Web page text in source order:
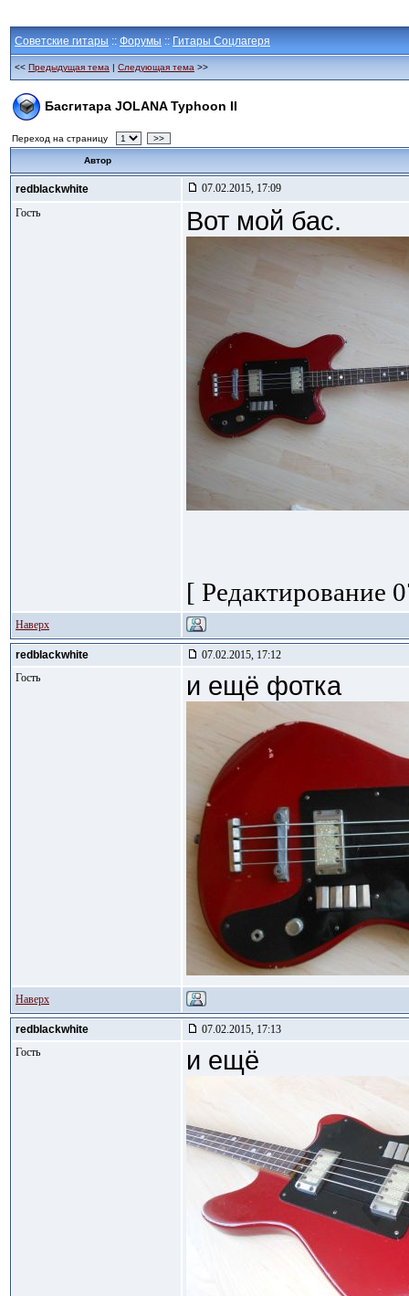
Советские гитары :: Форумы :: Гитары Соцлагеря
<< Предыдущая тема | Следующая тема >>
Басгитара JOLANA Typhoon II
Переход на страницу >>
Автор
redblackwhite
07.02.2015, 17:09
Гость
Вот мой бас.
[ Редактирование
Наверх
redblackwhite
07.02.2015, 17:12
Гость
и ещё фотка
Наверх
redblackwhite
07.02.2015, 17:13
Гость
и ещё